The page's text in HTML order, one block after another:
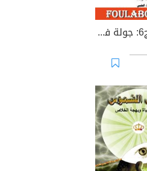
من نحن؟ - ج6: جولة في عالم النور